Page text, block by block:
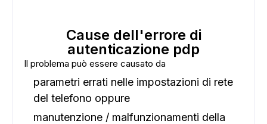
Cause dell'errore di
autenticazione pdp
Il problema può essere causato da
parametri errati nelle impostazioni di rete
del telefono oppure
manutenzione / malfunzionamenti della